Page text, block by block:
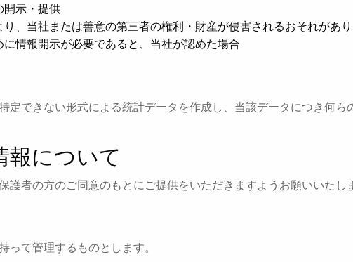
開示・提供
、当社または善意の第三者の権利・財産が侵害されるおそれがあ
情報開示が必要であると、当社が認めた場合
定できない形式による統計データを作成し、当該データにつき何ら
報について
者の方のご同意のもとにご提供をいただきますようお願いいたし
って管理するものとします。